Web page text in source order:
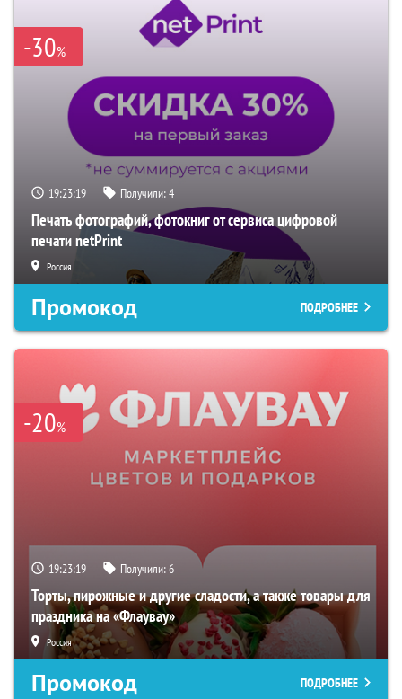
-30%
19:23:18 Получили:4
Печать фотографий, фотокниг от сервиса цифровой
печати netPrint
Россия
Промокод ПОДРОБНЕЕ
-20%
19:23:18 Получили:6
Торты, пирожные и другие сладости, а также товары для
праздника на «Флаувау»
Россия
Промокод ПОДРОБНЕЕ